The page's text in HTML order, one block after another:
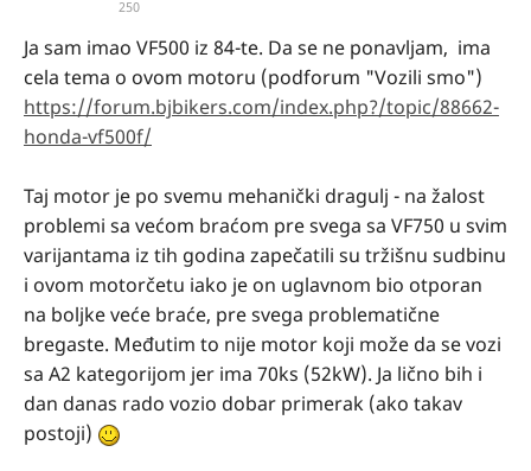
250
Ja sam imao VF500 iz 84-te. Da se ne ponavljam, ima
cela tema o ovom motoru (podforum "Vozili smo")
https://forum.bjbikers.com/index.php?/topic/88662-
honda-vf500f/
Taj motor je po svemu mehanički dragulj - na žalost
problemi sa većom braćom pre svega sa VF750 u svim
varijantama iz tih godina zapečatili su tržišnu sudbinu
i ovom motorčetu iako je on uglavnom bio otporan
na boljke veće braće, pre svega problematične
bregaste. Međutim to nije motor koji može da se vozi
sa A2 kategorijom jer ima 70ks (52kW). Ja lično bih i
dan danas rado vozio dobar primerak (ako takav
postoji)